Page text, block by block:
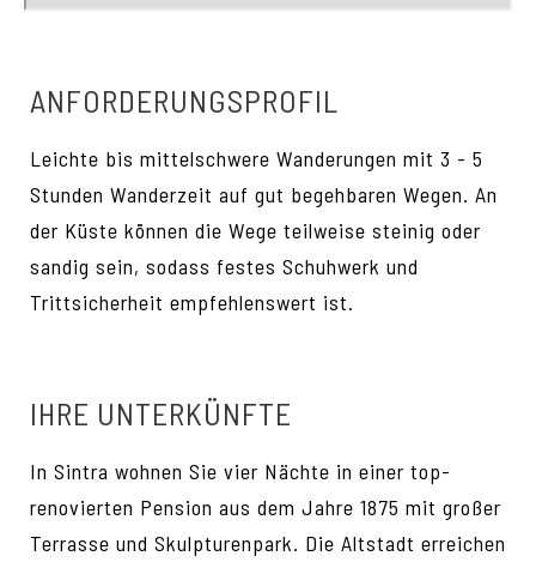
ANFORDERUNGSPROFIL
Leichte bis mittelschwere Wanderungen mit 3 - 5
Stunden Wanderzeit auf gut begehbaren Wegen. An
der Küste können die Wege teilweise steinig oder
sandig sein, sodass festes Schuhwerk und
Trittsicherheit empfehlenswert ist.
IHRE UNTERKÜNFTE
In Sintra wohnen Sie vier Nächte in einer top-
renovierten Pension aus dem Jahre 1875 mit großer
Terrasse und Skulpturenpark. Die Altstadt erreichen